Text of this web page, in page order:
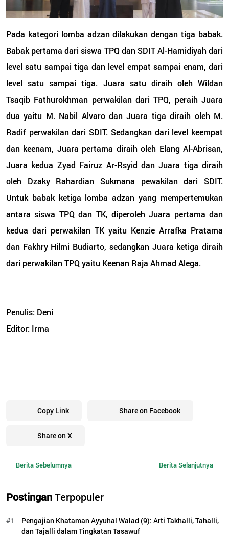
Pada kategori lomba adzan dilakukan dengan tiga babak.
Babak pertama dari siswa TPQ dan SDIT Al-Hamidiyah dari
level satu sampai tiga dan level empat sampai enam, dari
level satu sampai tiga. Juara satu diraih oleh Wildan
Tsaqib Fathurokhman perwakilan dari TPQ, peraih Juara
dua yaitu M. Nabil Alvaro dan Juara tiga diraih oleh M.
Radif perwakilan dari SDIT. Sedangkan dari level keempat
dan keenam, Juara pertama diraih oleh Elang Al-Abrisan,
Juara kedua Zyad Fairuz Ar-Rsyid dan Juara tiga diraih
oleh Dzaky Rahardian Sukmana pewakilan dari SDIT.
Untuk babak ketiga lomba adzan yang mempertemukan
antara siswa TPQ dan TK, diperoleh Juara pertama dan
kedua dari perwakilan TK yaitu Kenzie Arrafka Pratama
dan Fakhry Hilmi Budiarto, sedangkan Juara ketiga diraih
dari perwakilan TPQ yaitu Keenan Raja Ahmad Alega.
Penulis: Deni
Editor: Irma
Copy Link Share on Facebook
Share on X
Berita Sebelumnya Berita Selanjutnya
PostinganTerpopuler
#1
Pengajian Khataman Ayyuhal Walad (9): Arti Takhalli, Tahalli,
dan Tajalli dalam Tingkatan Tasawuf